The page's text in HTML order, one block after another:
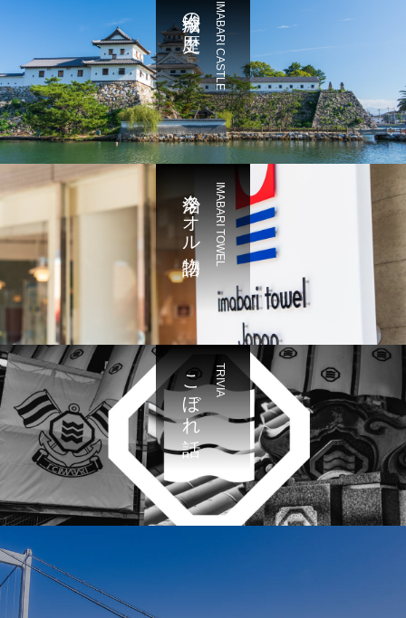
IMABARI CASTLE
今治城の歴史
IMABARI TOWEL
今治タオル物語
TRIVIA
こぼれ話